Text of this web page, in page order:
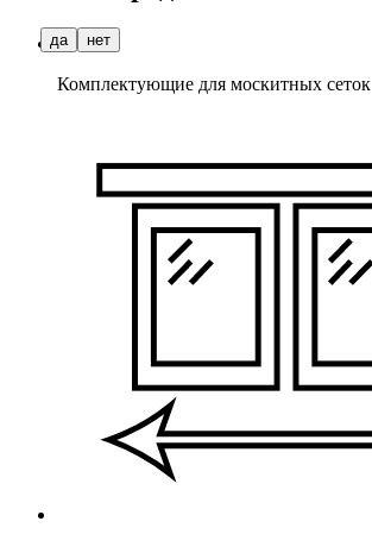
Комплектующие для москитных сеток
да нет